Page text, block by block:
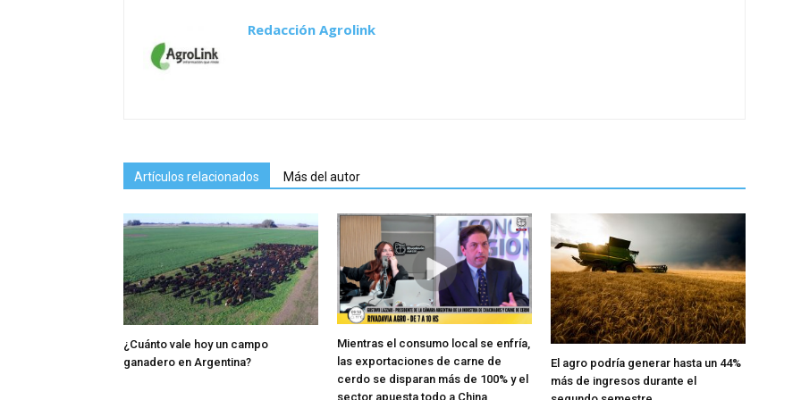
Redacción Agrolink
Artículos relacionados Más del autor
¿Cuánto vale hoy un campo
ganadero en Argentina?
Mientras el consumo local se enfría,
las exportaciones de carne de
cerdo se disparan más de 100% y el
sector apuesta todo a China
El agro podría generar hasta un 44%
más de ingresos durante el